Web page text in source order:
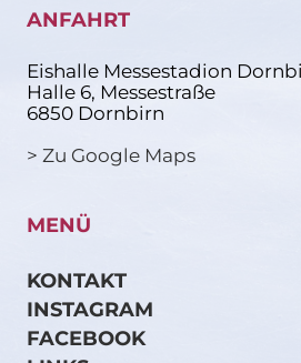
ANFAHRT
Eishalle Messestadion
Halle 6, Messestraße
6850 Dornbirn
> Zu Google Maps
MENÜ
KONTAKT
INSTAGRAM
FACEBOOK